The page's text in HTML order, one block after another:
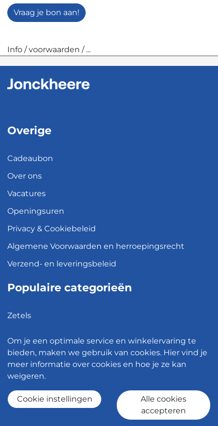
Vraag je bon aan!
Info / voorwaarden / ...
Overige
Cadeaubon
Over ons
Vacatures
Openingsuren
Privacy & Cookiebeleid
Algemene Voorwaarden en herroepingsrecht
Verzend- en leveringsbeleid
Populaire categorieën
Zetels
Hanglampen
Bureaustoelen
© 2026 - Meubelen Jonckheere -
Om je een optimale service en winkelervaring te
bieden, maken we gebruik van cookies. Hier vind je
meer informatie over cookies en hoe je ze kan
weigeren.
Cookie instellingen
Alle cookies
accepteren